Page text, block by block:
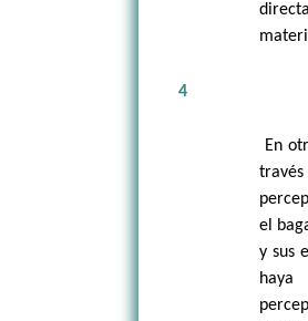
4
En
el
y sus
haya